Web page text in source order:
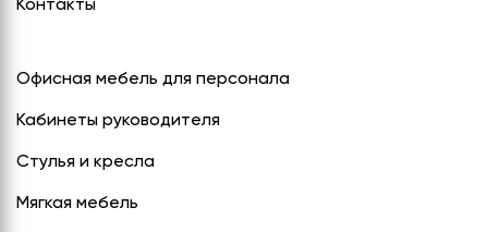
Контакты
Офисная мебель для персонала
Кабинеты руководителя
Стулья и кресла
Мягкая мебель